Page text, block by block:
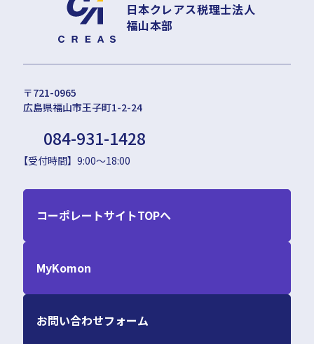
日本クレアス税理士法人
福山本部
〒721-0965
広島県福山市王子町1-2-24
084-931-1428
【受付時間】9:00～18:00
コーポレートサイトTOPへ
MyKomon
お問い合わせフォーム